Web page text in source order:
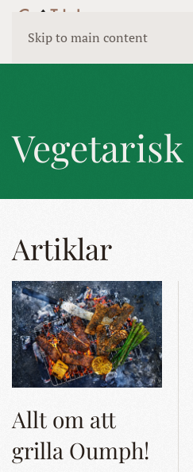
Skip to main content
Vegetarisk
Artiklar
Allt om att
grilla Oumph!